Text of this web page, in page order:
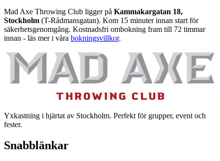
Mad Axe Throwing Club ligger på Kammakargatan 18,
Stockholm (T-Rådmansgatan). Kom 15 minuter innan start för
säkerhetsgenomgång. Kostnadsfri ombokning fram till 72 timmar
innan - läs mer i våra bokningsvillkor.
Yxkastning i hjärtat av Stockholm. Perfekt för grupper, event och
fester.
Snabblänkar